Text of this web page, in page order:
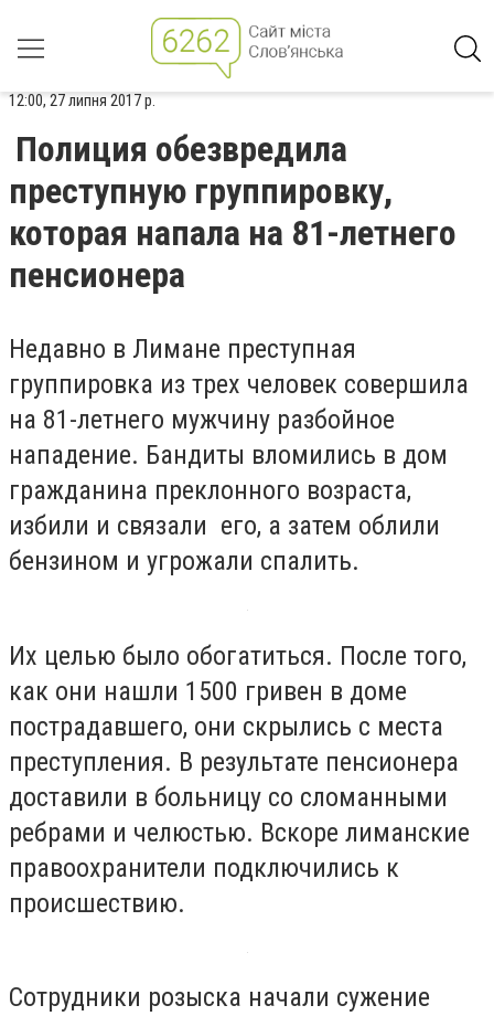
12:00, 27 липня 2017 р.
Полиция обезвредила
преступную группировку,
которая напала на 81-летнего
пенсионера
Недавно в Лимане преступная
группировка из трех человек совершила
на 81-летнего мужчину разбойное
нападение. Бандиты вломились в дом
гражданина преклонного возраста,
избили и связали его, а затем облили
бензином и угрожали спалить.
Их целью было обогатиться. После того,
как они нашли 1500 гривен в доме
пострадавшего, они скрылись с места
преступления. В результате пенсионера
доставили в больницу со сломанными
ребрами и челюстью. Вскоре лиманские
правоохранители подключились к
происшествию.
Сотрудники розыска начали сужение